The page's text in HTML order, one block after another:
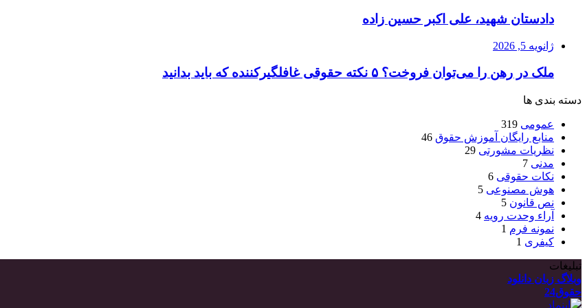
دادستان شهید، علی اکبر حسین زاده
ژانویه 5, 2026
ملک در رهن را می‌توان فروخت؟ ۵ نکته حقوقی غافلگیرکننده که باید بدانید
دسته بندی ها
عمومی 319
منابع رایگان آموزش حقوق 46
نظریات مشورتی 29
مدنی 7
نکات حقوقی 6
هوش مصنوعی 5
نص قانون 5
آراء وحدت رویه 4
نمونه فرم 1
کیفری 1
تبلیغات
وبلاگ زبان دانلود
حقوق24